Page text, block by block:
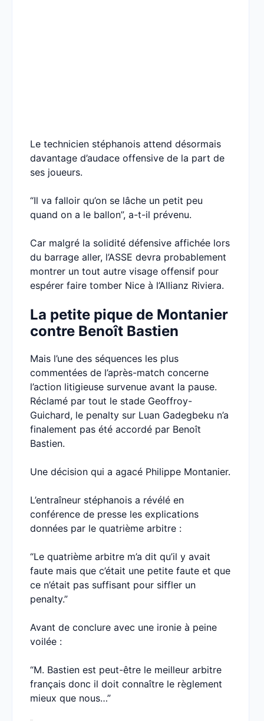
Le technicien stéphanois attend désormais
davantage d’audace offensive de la part de
ses joueurs.
“Il va falloir qu’on se lâche un petit peu
quand on a le ballon”, a-t-il prévenu.
Car malgré la solidité défensive affichée lors
du barrage aller, l’ASSE devra probablement
montrer un tout autre visage offensif pour
espérer faire tomber Nice à l’Allianz Riviera.
La petite pique de Montanier
contre Benoît Bastien
Mais l’une des séquences les plus
commentées de l’après-match concerne
l’action litigieuse survenue avant la pause.
Réclamé par tout le stade Geoffroy-
Guichard, le penalty sur Luan Gadegbeku n’a
finalement pas été accordé par Benoît
Bastien.
Une décision qui a agacé Philippe Montanier.
L’entraîneur stéphanois a révélé en
conférence de presse les explications
données par le quatrième arbitre :
“Le quatrième arbitre m’a dit qu’il y avait
faute mais que c’était une petite faute et que
ce n’était pas suffisant pour siffler un
penalty.”
Avant de conclure avec une ironie à peine
voilée :
“M. Bastien est peut-être le meilleur arbitre
français donc il doit connaître le règlement
mieux que nous…”